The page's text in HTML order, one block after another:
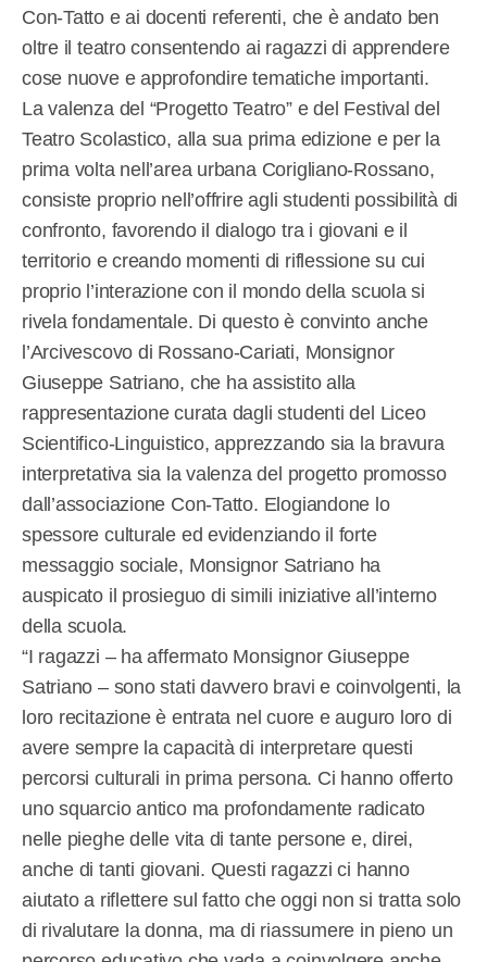
Con-Tatto e ai docenti referenti, che è andato ben
oltre il teatro consentendo ai ragazzi di apprendere
cose nuove e approfondire tematiche importanti.
La valenza del “Progetto Teatro” e del Festival del
Teatro Scolastico, alla sua prima edizione e per la
prima volta nell’area urbana Corigliano-Rossano,
consiste proprio nell’offrire agli studenti possibilità di
confronto, favorendo il dialogo tra i giovani e il
territorio e creando momenti di riflessione su cui
proprio l’interazione con il mondo della scuola si
rivela fondamentale. Di questo è convinto anche
l’Arcivescovo di Rossano-Cariati, Monsignor
Giuseppe Satriano, che ha assistito alla
rappresentazione curata dagli studenti del Liceo
Scientifico-Linguistico, apprezzando sia la bravura
interpretativa sia la valenza del progetto promosso
dall’associazione Con-Tatto. Elogiandone lo
spessore culturale ed evidenziando il forte
messaggio sociale, Monsignor Satriano ha
auspicato il prosieguo di simili iniziative all’interno
della scuola.
“I ragazzi – ha affermato Monsignor Giuseppe
Satriano – sono stati davvero bravi e coinvolgenti, la
loro recitazione è entrata nel cuore e auguro loro di
avere sempre la capacità di interpretare questi
percorsi culturali in prima persona. Ci hanno offerto
uno squarcio antico ma profondamente radicato
nelle pieghe delle vita di tante persone e, direi,
anche di tanti giovani. Questi ragazzi ci hanno
aiutato a riflettere sul fatto che oggi non si tratta solo
di rivalutare la donna, ma di riassumere in pieno un